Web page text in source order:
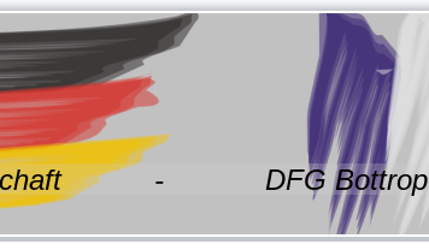
- DFG Bottrop